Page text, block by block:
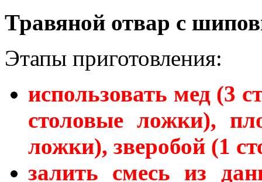
Травяной отвар с
Этапы приготовления:
использовать мед (3
столовые ложки),
ложки), зверобой (1
залить смесь из